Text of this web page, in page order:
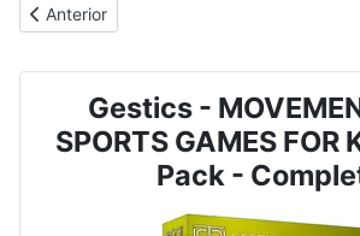
Artículo anterior: JUEGO DE
Anterior
Gestics -
SPORTS GAMES FOR
Pack -